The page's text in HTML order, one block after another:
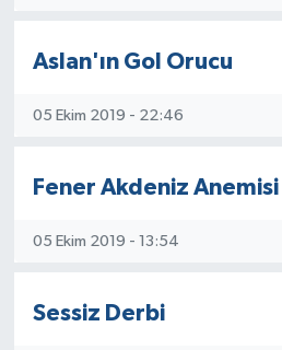
Aslan'ın Gol Orucu
05 Ekim 2019 - 22:46
Fener Akdeniz Anemisi
05 Ekim 2019 - 13:54
Sessiz Derbi